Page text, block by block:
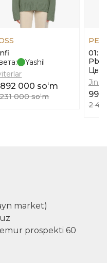
Yashil
000 soʻm
000 soʻm
01:
994
2
market)
prospekti 60